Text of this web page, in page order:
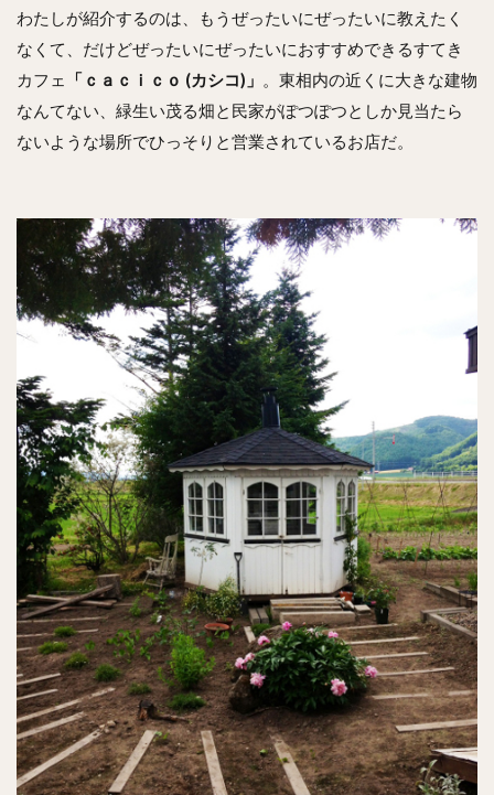
わたしが紹介するのは、もうぜったいにぜったいに教えたく
なくて、だけどぜったいにぜったいにおすすめできるすてき
カフェ
「ｃａｃｉｃｏ (カシコ)」 。東相内の近くに大きな建物
なんてない、緑生い茂る畑と民家がぽつぽつとしか見当たら
ないような場所でひっそりと営業されているお店だ。